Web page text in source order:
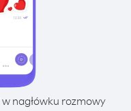
nagłówku rozmowy